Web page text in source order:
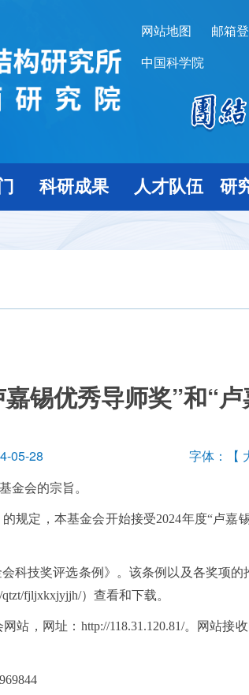
网站地图 邮箱
中国科学院
科研成果 人才队伍 研
锡优秀导师奖”和“
05-28 字体：【
会的宗旨。
定，本基金会开始接受2024年度“卢嘉
技奖评选条例》。该条例以及各奖项的
qtzt/fjljxkxjyjjh/）查看和下载。
，网址：http://118.31.120.81/。网站接